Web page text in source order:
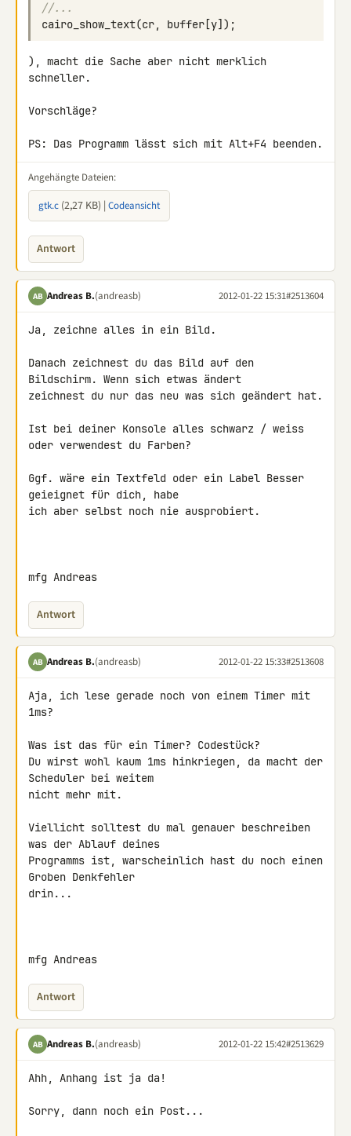
//...
cairo_show_text(cr, buffer [y]);
), macht die Sache aber nicht merklich
schneller.
Vorschläge?
PS: Das Programm lässt sich mit Alt+F4 beenden.
Angehängte Dateien:
gtk.c (2,27 KB) | Codeansicht
Antwort
AB Andreas B.(andreasb) 2012-01-22 15:31#2513604
Ja, zeichne alles in ein Bild.
Danach zeichnest du das Bild auf den
Bildschirm. Wenn sich etwas ändert
zeichnest du nur das neu was sich geändert hat.
Ist bei deiner Konsole alles schwarz / weiss
oder verwendest du Farben?
Ggf. wäre ein Textfeld oder ein Label Besser
geieignet für dich, habe
ich aber selbst noch nie ausprobiert.
mfg Andreas
Antwort
AB Andreas B.(andreasb) 2012-01-22 15:33#2513608
Aja, ich lese gerade noch von einem Timer mit
1ms?
Was ist das für ein Timer? Codestück?
Du wirst wohl kaum 1ms hinkriegen, da macht der
Scheduler bei weitem
nicht mehr mit.
Viellicht solltest du mal genauer beschreiben
was der Ablauf deines
Programms ist, warscheinlich hast du noch einen
Groben Denkfehler
drin...
mfg Andreas
Antwort
AB Andreas B.(andreasb) 2012-01-22 15:42#2513629
Ahh, Anhang ist ja da!
Sorry, dann noch ein Post...